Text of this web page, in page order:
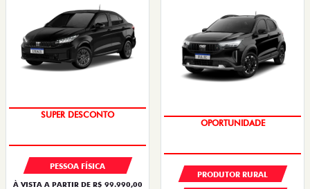
BÔNUS DE ATÉ R$ 14 MIL
PESSOA FÍSICA
À VISTA A PARTIR DE R$ 99.990,00
OPORTUNIDADE
PRODUTOR RURAL